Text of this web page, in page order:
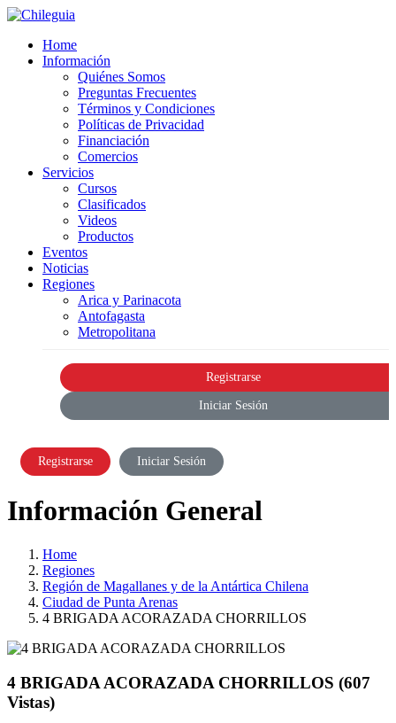
Home
Información
Quiénes Somos
Preguntas Frecuentes
Términos y Condiciones
Políticas de Privacidad
Financiación
Comercios
Servicios
Cursos
Clasificados
Videos
Productos
Eventos
Noticias
Regiones
Arica y Parinacota
Antofagasta
Metropolitana
Registrarse
Iniciar Sesión
Registrarse Iniciar Sesión
Información General
Home
Regiones
Región de Magallanes y de la Antártica Chilena
Ciudad de Punta Arenas
4 BRIGADA ACORAZADA CHORRILLOS
4 BRIGADA ACORAZADA CHORRILLOS (607
Vistas)